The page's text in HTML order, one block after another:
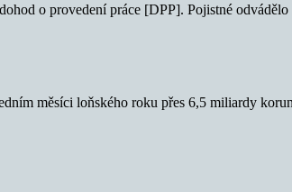
o provedení práce [DPP]. Pojistné
měsíci loňského roku přes 6,5 miliardy